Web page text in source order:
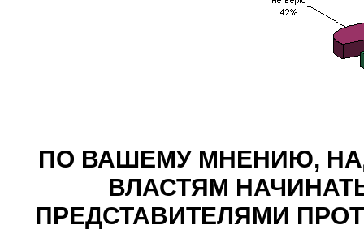
ПО ВАШЕМУ МНЕНИЮ,
ВЛАСТЯМ
ПРЕДСТАВИТЕЛЯМИ